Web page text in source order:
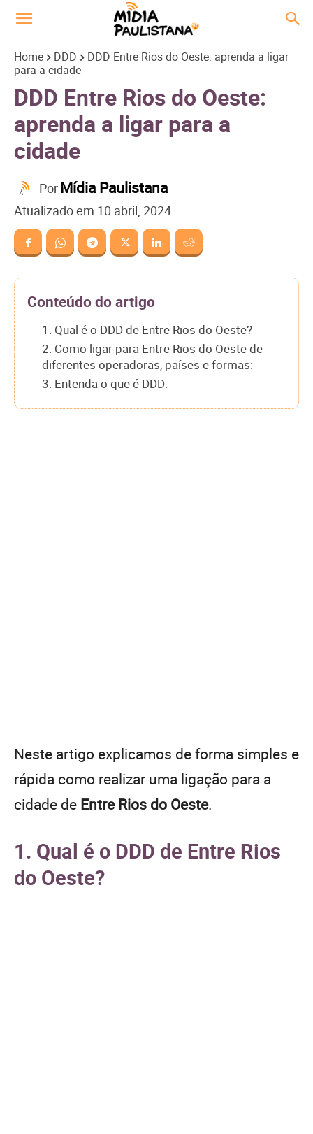
Home DDD
DDD Entre Rios do Oeste: aprenda a ligar
para a cidade
DDD Entre Rios do Oeste:
aprenda a ligar para a
cidade
PorMídia Paulistana
Atualizado em 10 abril, 2024
Conteúdo do artigo
1. Qual é o DDD de Entre Rios do Oeste?
2. Como ligar para Entre Rios do Oeste de
diferentes operadoras, países e formas:
3. Entenda o que é DDD:
Neste artigo explicamos de forma simples e
rápida como realizar uma ligação para a
cidade de Entre Rios do Oeste.
1. Qual é o DDD de Entre Rios
do Oeste?